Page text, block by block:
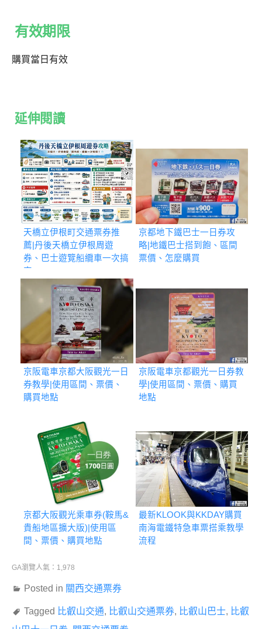
有效期限
購買當日有效
延伸閱讀
天橋立伊根町交通票券推
薦|丹後天橋立伊根周遊
券、巴士遊覽船纜車一次搞
定
京都地下鐵巴士一日券攻
略|地鐵巴士搭到飽、區間
票價、怎麼購買
京阪電車京都大阪觀光一日
券教學|使用區間、票價、
購買地點
京阪電車京都觀光一日券教
學|使用區間、票價、購買
地點
京都大阪觀光乘車券(鞍馬&
貴船地區擴大版)|使用區
間、票價、購買地點
最新KLOOK與KKDAY購買
南海電鐵特急車票搭乘教學
流程
GA瀏覽人氣：1,978
Posted in 關西交通票券
Tagged 比叡山交通, 比叡山交通票券, 比叡山巴士, 比叡